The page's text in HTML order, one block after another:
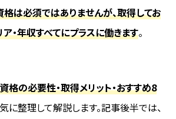
格は必須ではありませんが、取得してお
ア・年収すべてにプラスに働きます。
格の必要性・取得メリット・おすすめ8
に整理して解説します。記事後半では、